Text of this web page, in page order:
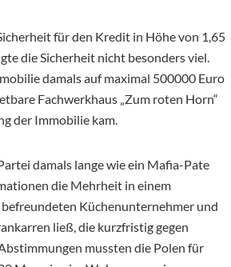
für den Kredit in Höhe von 1,65
die Sicherheit nicht besonders viel.
damals auf maximal 500000 Euro
Fachwerkhaus „Zum roten Horn“
der Immobilie kam.
damals lange wie ein Mafia-Pate
die Mehrheit in einem
Küchenunternehmer und
ließ, die kurzfristig gegen
mussten die Polen für